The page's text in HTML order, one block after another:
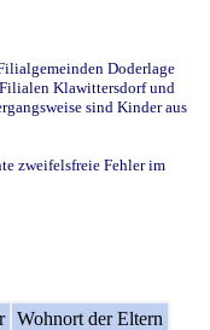
Doderlage
Klawittersdorf und
sind Kinder aus
zweifelsfreie Fehler im
Wohnort der Eltern